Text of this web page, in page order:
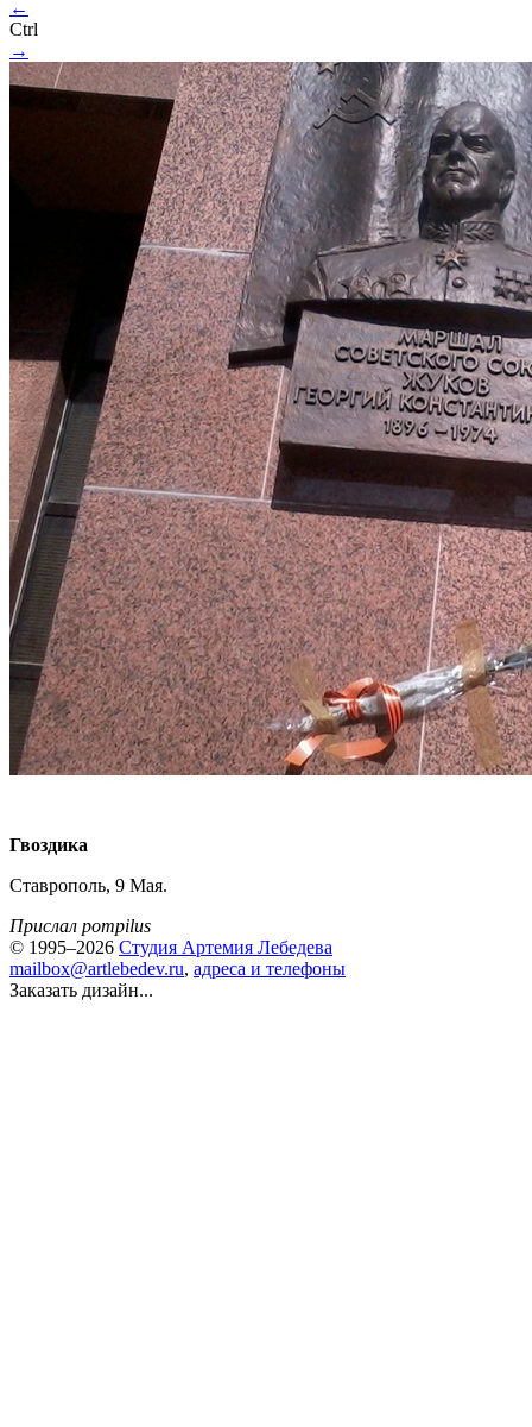
←
Ctrl
→
Гвоздика
Ставрополь, 9 Мая.
Прислал pompilus
© 1995–2026 Студия Артемия Лебедева
mailbox@artlebedev.ru, адреса и телефоны
Заказать дизайн...